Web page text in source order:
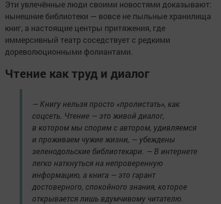
Эти увлечённые люди своими новостями доказывают:
нынешние библиотеки — вовсе не пыльные хранилища
книг, а настоящие центры притяжения, где
иммерсивный театр соседствует с редкими
дореволюционными фолиантами.
Чтение как труд и диалог
— Книгу нельзя просто «пролистать», как
соцсеть. Чтение — это живой диалог,
в котором мы спорим с автором, удивляемся
и проживаем чужие жизни, — убеждены
зеленодольские библиотекари. — В интернете
легко наткнуться на непроверенную
информацию, а книга — это гарант
достоверного, спокойного знания, которое
открывается лишь вдумчивому читателю.